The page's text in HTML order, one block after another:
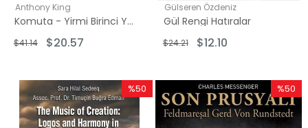
Anthony King
Komuta - Yirmi Birinci Yüzyıl Generali
$20.57
$41.14
Gülseren Özdeniz
Gül Rengi Hatıralar
$12.10
$24.21
%50
İndirim
%50İndirim
%50
İndirim